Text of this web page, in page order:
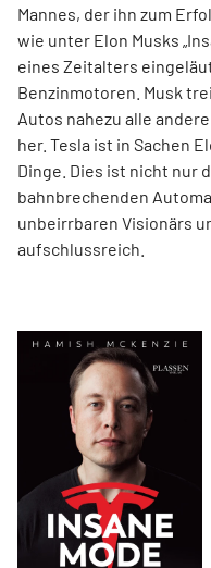
Mannes, der ihn zum
wie unter Elon Musks
eines Zeitalters
Benzinmotoren. Musk
Autos nahezu alle
her. Tesla ist in Sachen
Dinge. Dies ist nicht nur
bahnbrechenden
unbeirrbaren Visionärs
aufschlussreich.